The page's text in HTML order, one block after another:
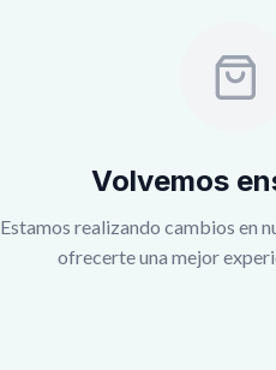
Volvemos
Estamos realizando cambios en
ofrecerte una mejor